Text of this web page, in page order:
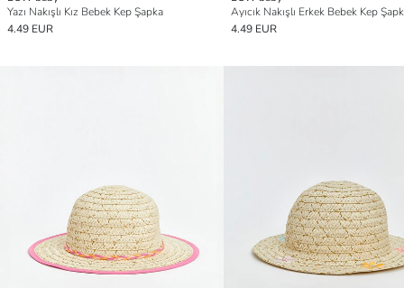
Yazı Nakışlı Kız Bebek Kep Şapka
4.49 EUR
Ayıcık Nakışlı Erkek Bebek Kep
4.49 EUR